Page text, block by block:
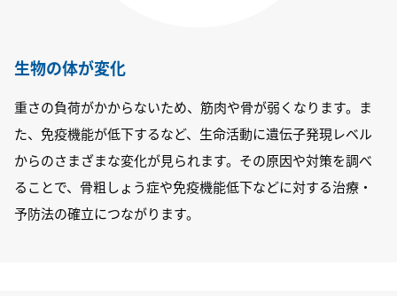
生物の体が変化
重さの負荷がかからないため、筋肉や骨が弱くなります。ま
た、免疫機能が低下するなど、生命活動に遺伝子発現レベル
からのさまざまな変化が見られます。その原因や対策を調べ
ることで、骨粗しょう症や免疫機能低下などに対する治療・
予防法の確立につながります。